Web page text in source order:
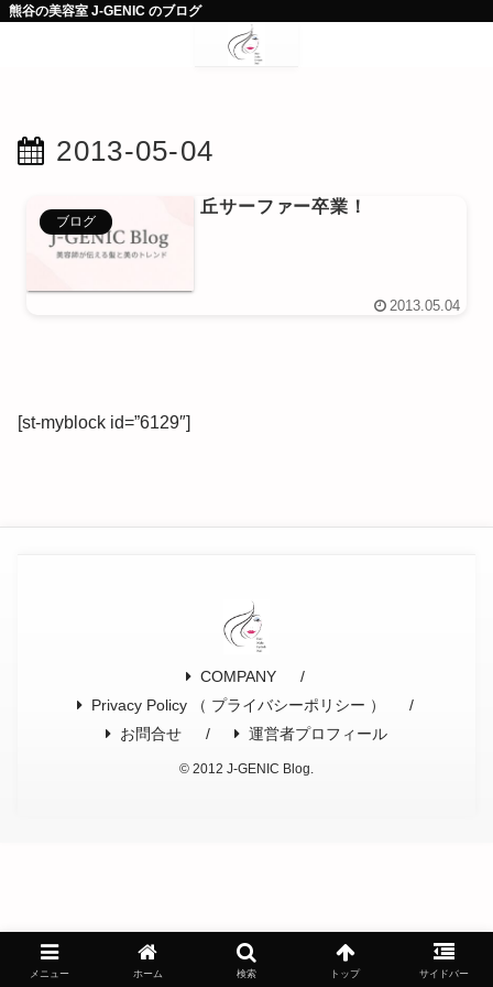
熊谷の美容室 J-GENIC のブログ
2013-05-04
ブログ
丘サーファー卒業！
2013.05.04
[st-myblock id=”6129″]
COMPANY
Privacy Policy （ プライバシーポリシー ）
お問合せ
運営者プロフィール
© 2012 J-GENIC Blog.
メニュー ホーム 検索 トップ サイドバー